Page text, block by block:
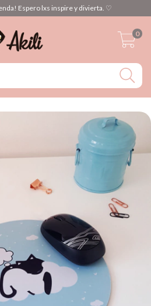
Espero lxs inspire y divierta. ♡
0